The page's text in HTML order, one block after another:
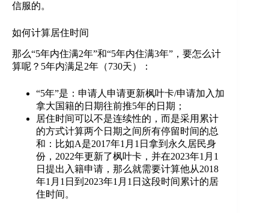
信服的。
如何计算居住时间
那么“5年内住满2年”和“5年内住满3年”，要怎么计
算呢？5年内满足2年（730天）：
“5年”是：申请人申请更新枫叶卡/申请加入加
拿大国籍的日期往前推5年的日期；
居住时间可以不是连续性的，而是采用累计
的方式计算两个日期之间所有停留时间的总
和：比如A是2017年1月1日拿到永久居民身
份，2022年更新了枫叶卡，并在2023年1月1
日提出入籍申请，那么就需要计算他从2018
年1月1日到2023年1月1日这段时间累计的居
住时间。